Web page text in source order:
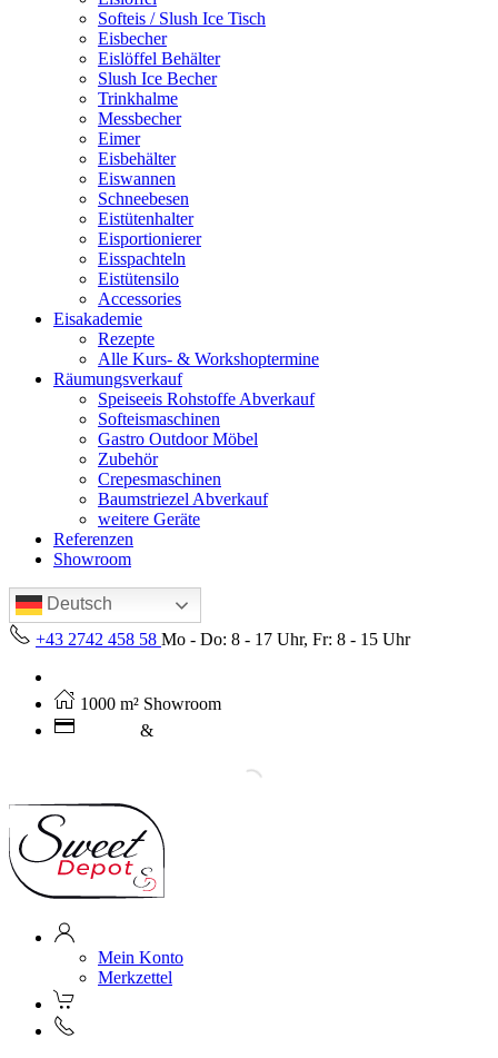
Softeis / Slush Ice Tisch
Eisbecher
Eislöffel Behälter
Slush Ice Becher
Trinkhalme
Messbecher
Eimer
Eisbehälter
Eiswannen
Schneebesen
Eistütenhalter
Eisportionierer
Eisspachteln
Eistütensilo
Accessories
Eisakademie
Rezepte
Alle Kurs- & Workshoptermine
Räumungsverkauf
Speiseeis Rohstoffe Abverkauf
Softeismaschinen
Gastro Outdoor Möbel
Zubehör
Crepesmaschinen
Baumstriezel Abverkauf
weitere Geräte
Referenzen
Showroom
Deutsch
+43 2742 458 58 Mo - Do: 8 - 17 Uhr, Fr: 8 - 15 Uhr
1000 m² Showroom
&
Mein Konto
Merkzettel